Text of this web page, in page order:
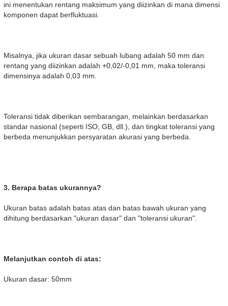
ini menentukan rentang maksimum yang diizinkan di mana dimensi
komponen dapat berfluktuasi.
Misalnya, jika ukuran dasar sebuah lubang adalah 50 mm dan
rentang yang diizinkan adalah +0,02/-0,01 mm, maka toleransi
dimensinya adalah 0,03 mm.
Toleransi tidak diberikan sembarangan, melainkan berdasarkan
standar nasional (seperti ISO, GB, dll.), dan tingkat toleransi yang
berbeda menunjukkan persyaratan akurasi yang berbeda.
3. Berapa batas ukurannya?
Ukuran batas adalah batas atas dan batas bawah ukuran yang
dihitung berdasarkan "ukuran dasar" dan "toleransi ukuran".
Melanjutkan contoh di atas:
Ukuran dasar: 50mm